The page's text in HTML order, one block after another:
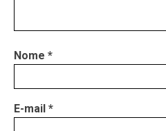
Nome *
E-mail *